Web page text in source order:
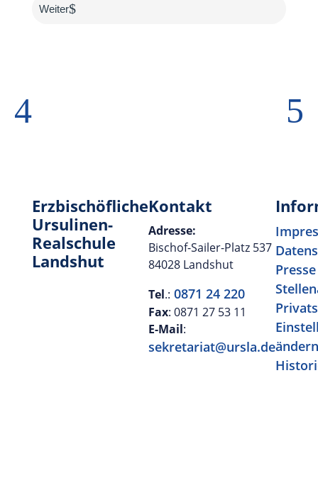
Weiter$
4 5
Erzbischöfliche
Ursulinen-
Realschule
Landshut
Kontakt
Adresse:
Bischof-Sailer-Platz 537
84028 Landshut
Tel.: 0871 24 220
Fax: 0871 27 53 11
E-Mail:
sekretariat@ursla.deändern